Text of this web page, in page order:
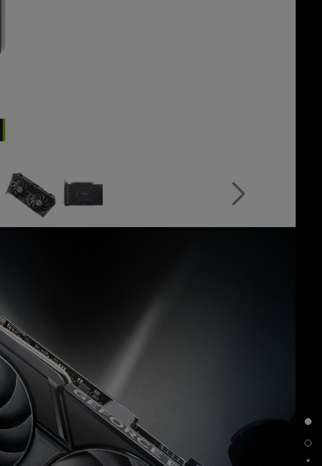
Diseño de ventilador Axial-tech